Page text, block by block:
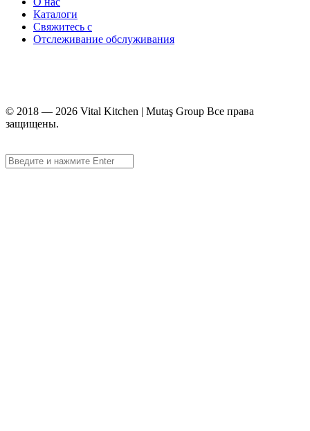
Каталоги
Свяжитесь с
Отслеживание обслуживания
© 2018 — 2026 Vital Kitchen | Mutaş Group Все права
защищены.